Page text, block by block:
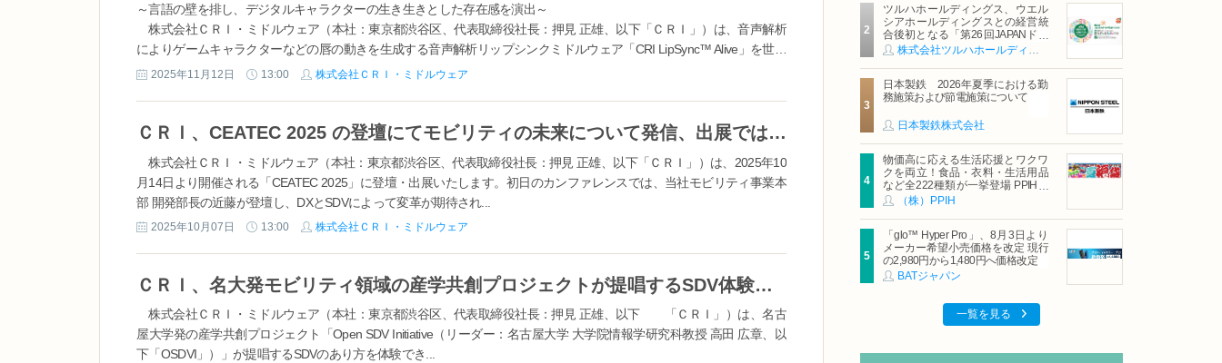
～言語の壁を排し、デジタルキャラクターの生き生きとした存在感を演出～
株式会社ＣＲＩ・ミドルウェア（本社：東京都渋谷区、代表取締役社長：押見 正雄、以下「ＣＲＩ」）は、音声解析
によりゲームキャラクターなどの唇の動きを生成する音声解析リップシンクミドルウェア「CRI LipSync™ Alive」を世界
に向けて提供開始します。 機械学習による音声...
2025年11月12日 13:00 株式会社ＣＲＩ・ミドルウェア
ＣＲＩ、CEATEC 2025 の登壇にてモビリティの未来について発信、出展ではソフトウェアが作る体験「SDx」について展示
株式会社ＣＲＩ・ミドルウェア（本社：東京都渋谷区、代表取締役社長：押見 正雄、以下「ＣＲＩ」）は、2025年10
月14日より開催される「CEATEC 2025」に登壇・出展いたします。初日のカンファレンスでは、当社モビリティ事業本
部 開発部長の近藤が登壇し、DXとSDVによって変革が期待され...
2025年10月07日 13:00 株式会社ＣＲＩ・ミドルウェア
ＣＲＩ、名大発モビリティ領域の産学共創プロジェクトが提唱するSDV体験のシミュレーション環境「MESH」開発に参画
株式会社ＣＲＩ・ミドルウェア（本社：東京都渋谷区、代表取締役社長：押見 正雄、以下 「ＣＲＩ」）は、名古
屋大学発の産学共創プロジェクト「Open SDV Initiative（リーダー：名古屋大学 大学院情報学研究科教授 高田 広章、以
下「OSDVI」）」が提唱するSDVのあり方を体験でき...
ツルハホールディングス、ウエル
シアホールディングスとの経営統
合後初となる「第26回JAPANドラ
ッグストアショー」に出展
株式会社ツルハホールディングス
日本製鉄 2026年夏季における勤
務施策および節電施策について
日本製鉄株式会社
物価高に応える生活応援とワクワ
クを両立！食品・衣料・生活用品
など全222種類が一挙登場 PPIHグ
ループ「夏福袋」＆セール 8月6日
（株）PPIH
「glo™ Hyper Pro」、8月3日より
メーカー希望小売価格を改定 現行
の2,980円から1,480円へ価格改定
BATジャパン
一覧を見る